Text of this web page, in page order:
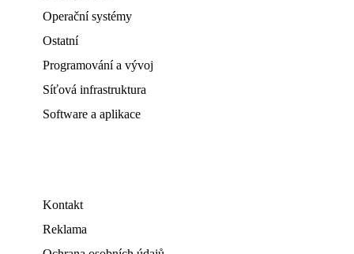
Operační systémy
Ostatní
Programování a vývoj
Síťová infrastruktura
Software a aplikace
Kontakt
Reklama